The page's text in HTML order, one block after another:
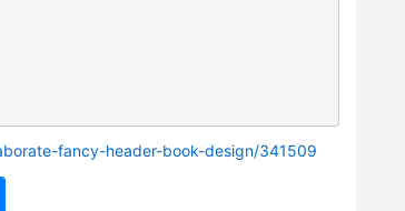
fancy-header-book-design/341509